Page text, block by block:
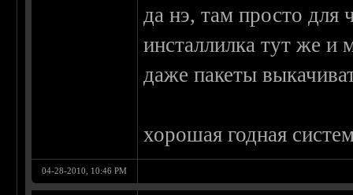
да нэ, там просто для
инсталлилка тут же и
даже пакеты
хорошая годная
04-28-2010, 10:46 PM